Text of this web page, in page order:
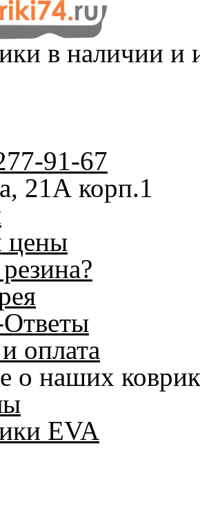
в наличии и
91-67
21А корп.1
цены
оплата
о наших
EVA